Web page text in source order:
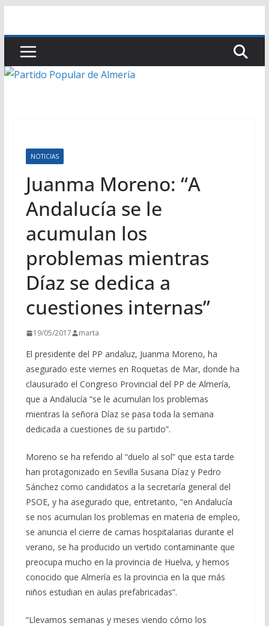
contenido
NOTICIAS
Juanma Moreno: “A
Andalucía se le
acumulan los
problemas mientras
Díaz se dedica a
cuestiones internas”
19/05/2017 marta
El presidente del PP andaluz, Juanma Moreno, ha
asegurado este viernes en Roquetas de Mar, donde ha
clausurado el Congreso Provincial del PP de Almería,
que a Andalucía “se le acumulan los problemas
mientras la señora Díaz se pasa toda la semana
dedicada a cuestiones de su partido”.
Moreno se ha referido al “duelo al sol” que esta tarde
han protagonizado en Sevilla Susana Díaz y Pedro
Sánchez como candidatos a la secretaría general del
PSOE, y ha asegurado que, entretanto, “en Andalucía
se nos acumulan los problemas en materia de empleo,
se anuncia el cierre de camas hospitalarias durante el
verano, se ha producido un vertido contaminante que
preocupa mucho en la provincia de Huelva, y hemos
conocido que Almería es la provincia en la que más
niños estudian en aulas prefabricadas”.
“Llevamos semanas y meses viendo cómo los